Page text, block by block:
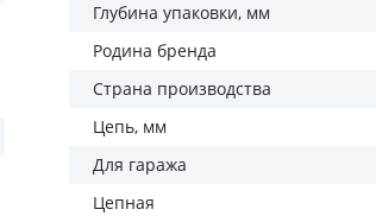
Глубина упаковки, мм
Родина бренда
Страна производства
Цепь, мм
Для гаража
Цепная